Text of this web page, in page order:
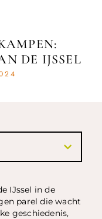
DE IJSSEL
IJssel in de
parel die wacht
geschiedenis,